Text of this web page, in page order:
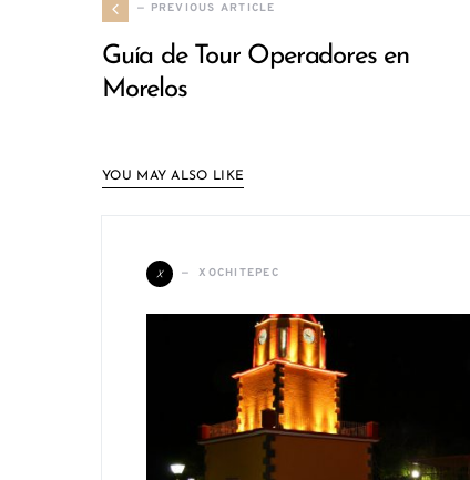
— PREVIOUS ARTICLE
Guía de Tour Operadores en
Morelos
YOU MAY ALSO LIKE
X XOCHITEPEC